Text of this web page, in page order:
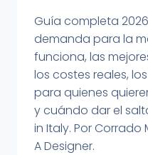
Guía completa
demanda para la
funciona, las
los costes reales,
para quienes
y cuándo dar el
in Italy. Por
A Designer.